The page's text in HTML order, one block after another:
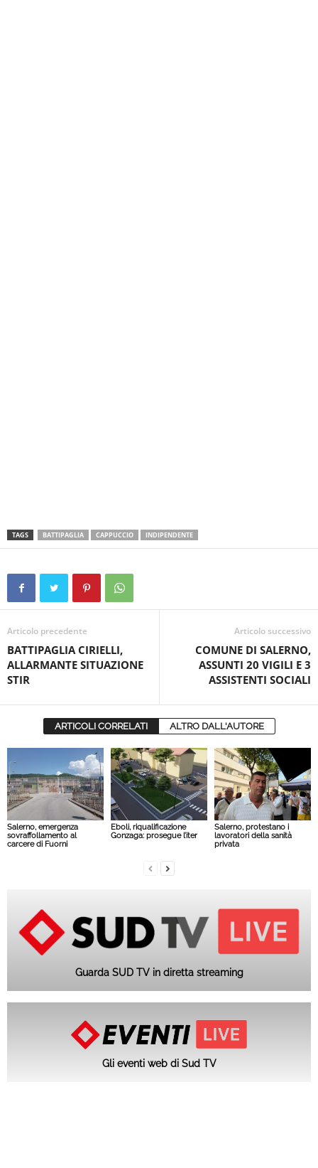
TAGS BATTIPAGLIA CAPPUCCIO INDIPENDENTE
Articolo precedente
BATTIPAGLIA CIRIELLI,
ALLARMANTE SITUAZIONE
STIR
Articolo successivo
COMUNE DI SALERNO,
ASSUNTI 20 VIGILI E 3
ASSISTENTI SOCIALI
ARTICOLI CORRELATI ALTRO DALL'AUTORE
Salerno, emergenza
sovraffollamento al
carcere di Fuorni
Eboli, riqualificazione
Gonzaga: prosegue l’iter
Salerno, protestano i
lavoratori della sanità
privata
Guarda SUD TV in diretta streaming
Gli eventi web di Sud TV